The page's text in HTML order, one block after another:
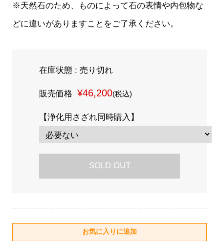
※天然石のため、ものによって石の表情や内包物な
どに違いがありますことをご了承ください。
在庫状態 : 売り切れ
販売価格 ¥46,200(税込)
【浄化用さざれ同時購入】
SOLD OUT